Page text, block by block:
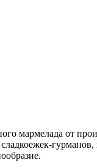
мармелада от